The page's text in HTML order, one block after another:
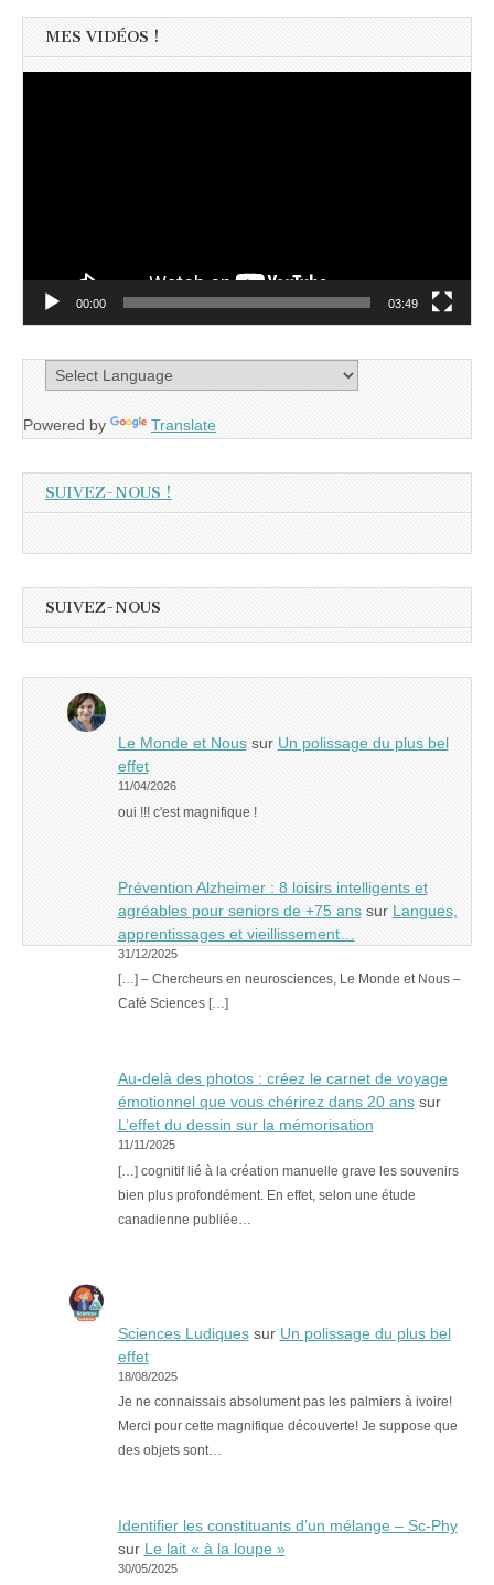
MES VIDÉOS !
00:00 03:49
Powered by Translate
SUIVEZ-NOUS !
SUIVEZ-NOUS
Le Monde et Noussur Un polissage du plus bel
effet
11/04/2026
oui !!! c'est magnifique !
Prévention Alzheimer : 8 loisirs intelligents et
agréables pour seniors de +75 anssur Langues,
apprentissages et vieillissement…
31/12/2025
[…] – Chercheurs en neurosciences, Le Monde et Nous –
Café Sciences […]
Au-delà des photos : créez le carnet de voyage
émotionnel que vous chérirez dans 20 anssur
L’effet du dessin sur la mémorisation
11/11/2025
[…] cognitif lié à la création manuelle grave les souvenirs
bien plus profondément. En effet, selon une étude
canadienne publiée…
Sciences Ludiquessur Un polissage du plus bel
effet
18/08/2025
Je ne connaissais absolument pas les palmiers à ivoire!
Merci pour cette magnifique découverte! Je suppose que
des objets sont…
Identifier les constituants d’un mélange – Sc-Phy
sur Le lait « à la loupe »
30/05/2025